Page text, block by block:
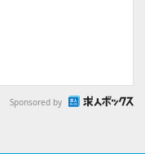
Sponsored by